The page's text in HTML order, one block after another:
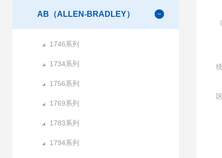
AB（ALLEN-BRADLEY）
1746系列
1734系列
1756系列
1769系列
1783系列
1794系列